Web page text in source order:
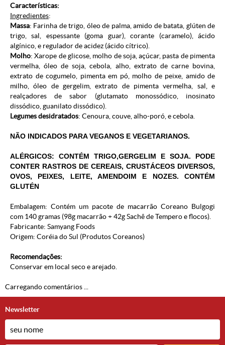
Características:
Ingredientes:
Massa: Farinha de trigo, óleo de palma, amido de batata, glúten de
trigo, sal, espessante (goma guar), corante (caramelo), ácido
algínico, e regulador de acidez (ácido cítrico).
Molho: Xarope de glicose, molho de soja, açúcar, pasta de pimenta
vermelha, óleo de soja, cebola, alho, extrato de carne bovina,
extrato de cogumelo, pimenta em pó, molho de peixe, amido de
milho, óleo de gergelim, extrato de pimenta vermelha, sal, e
realçadores de sabor (glutamato monossódico, inosinato
dissódico, guanilato dissódico).
Legumes desidratados: Cenoura, couve, alho-poró, e cebola.
NÃO INDICADOS PARA VEGANOS E VEGETARIANOS.
ALÉRGICOS: CONTÉM TRIGO,GERGELIM E SOJA. PODE
CONTER RASTROS DE CEREAIS, CRUSTÁCEOS DIVERSOS,
OVOS, PEIXES, LEITE, AMENDOIM E NOZES. CONTÉM
GLUTÉN
Embalagem: Contém um pacote de macarrão Coreano Bulgogi
com 140 gramas (98g macarrão + 42g Sachê de Tempero e flocos).
Fabricante: Samyang Foods
Origem: Coréia do Sul (Produtos Coreanos)
Recomendações:
Conservar em local seco e arejado.
Carregando comentários ...
Newsletter